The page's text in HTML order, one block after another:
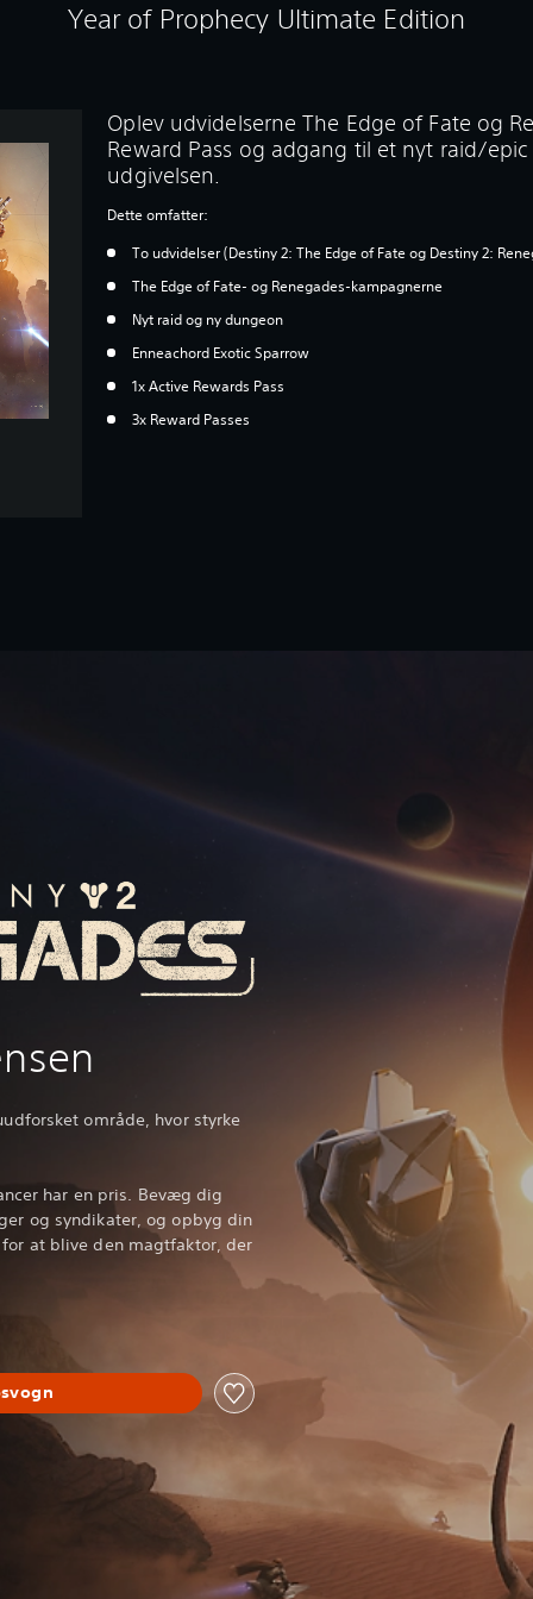
Year of Prophecy Ultimate Edition
Oplev udvidelserne The Edge of Fate og
Reward Pass og adgang til et nyt raid/
udgivelsen.
Dette omfatter:
To udvidelser (Destiny 2: The Edge of Fate og Destiny 2:
The Edge of Fate- og Renegades-kampagnerne
Nyt raid og ny dungeon
Enneachord Exotic Sparrow
1x Active Rewards Pass
3x Reward Passes
område, hvor styrke
har en pris. Bevæg dig
og syndikater, og opbyg din
at blive den magtfaktor, der